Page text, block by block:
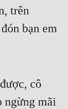
trên
bạn em
cô
ngừng mãi